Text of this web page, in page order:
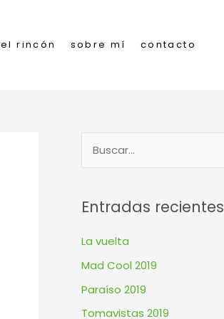
el rincón sobre mí contacto
c
a
r
Entradas recientes
La vuelta
Mad Cool 2019
Paraíso 2019
Tomavistas 2019